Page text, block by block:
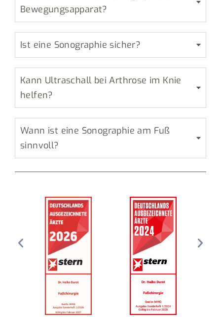
Bewegungsapparat?
Ist eine Sonographie sicher?
Kann Ultraschall bei Arthrose im Knie
helfen?
Wann ist eine Sonographie am Fuß
sinnvoll?